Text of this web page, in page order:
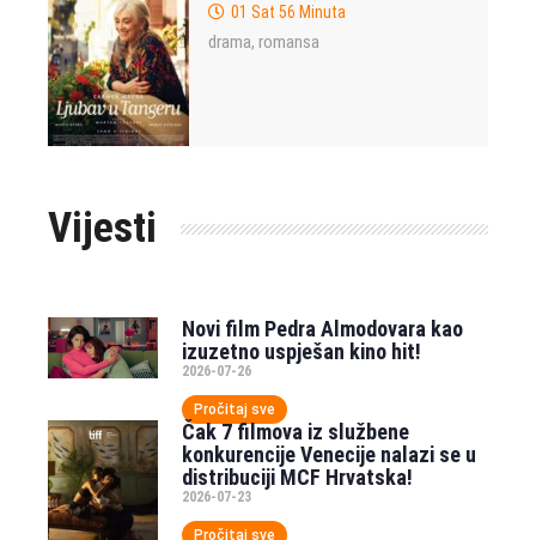
01 Sat 56 Minuta
drama, romansa
Vijesti
Novi film Pedra Almodovara kao
izuzetno uspješan kino hit!
2026-07-26
Pročitaj sve
Čak 7 filmova iz službene
konkurencije Venecije nalazi se u
distribuciji MCF Hrvatska!
2026-07-23
Pročitaj sve